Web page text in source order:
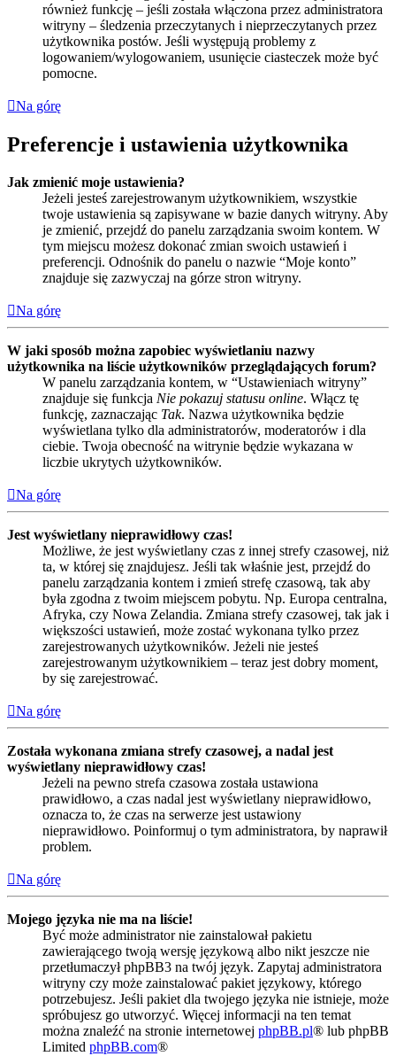
również funkcję – jeśli została włączona przez administratora
witryny – śledzenia przeczytanych i nieprzeczytanych przez
użytkownika postów. Jeśli występują problemy z
logowaniem/wylogowaniem, usunięcie ciasteczek może być
pomocne.
Na górę
Preferencje i ustawienia użytkownika
Jak zmienić moje ustawienia?
Jeżeli jesteś zarejestrowanym użytkownikiem, wszystkie
twoje ustawienia są zapisywane w bazie danych witryny. Aby
je zmienić, przejdź do panelu zarządzania swoim kontem. W
tym miejscu możesz dokonać zmian swoich ustawień i
preferencji. Odnośnik do panelu o nazwie “Moje konto”
znajduje się zazwyczaj na górze stron witryny.
Na górę
W jaki sposób można zapobiec wyświetlaniu nazwy
użytkownika na liście użytkowników przeglądających forum?
W panelu zarządzania kontem, w “Ustawieniach witryny”
znajduje się funkcja Nie pokazuj statusu online. Włącz tę
funkcję, zaznaczając Tak. Nazwa użytkownika będzie
wyświetlana tylko dla administratorów, moderatorów i dla
ciebie. Twoja obecność na witrynie będzie wykazana w
liczbie ukrytych użytkowników.
Na górę
Jest wyświetlany nieprawidłowy czas!
Możliwe, że jest wyświetlany czas z innej strefy czasowej, niż
ta, w której się znajdujesz. Jeśli tak właśnie jest, przejdź do
panelu zarządzania kontem i zmień strefę czasową, tak aby
była zgodna z twoim miejscem pobytu. Np. Europa centralna,
Afryka, czy Nowa Zelandia. Zmiana strefy czasowej, tak jak i
większości ustawień, może zostać wykonana tylko przez
zarejestrowanych użytkowników. Jeżeli nie jesteś
zarejestrowanym użytkownikiem – teraz jest dobry moment,
by się zarejestrować.
Na górę
Została wykonana zmiana strefy czasowej, a nadal jest
wyświetlany nieprawidłowy czas!
Jeżeli na pewno strefa czasowa została ustawiona
prawidłowo, a czas nadal jest wyświetlany nieprawidłowo,
oznacza to, że czas na serwerze jest ustawiony
nieprawidłowo. Poinformuj o tym administratora, by naprawił
problem.
Na górę
Mojego języka nie ma na liście!
Być może administrator nie zainstalował pakietu
zawierającego twoją wersję językową albo nikt jeszcze nie
przetłumaczył phpBB3 na twój język. Zapytaj administratora
witryny czy może zainstalować pakiet językowy, którego
potrzebujesz. Jeśli pakiet dla twojego języka nie istnieje, może
spróbujesz go utworzyć. Więcej informacji na ten temat
można znaleźć na stronie internetowej phpBB.pl® lub phpBB
Limited phpBB.com®